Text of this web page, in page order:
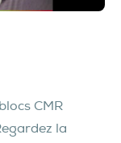
CMR
la